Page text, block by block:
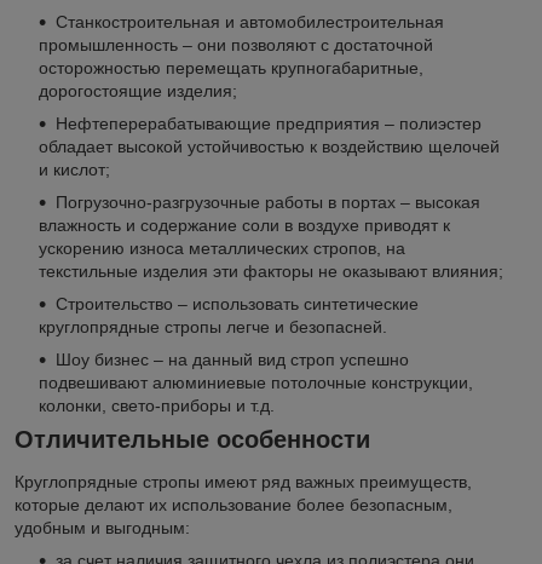
Станкостроительная и автомобилестроительная
промышленность – они позволяют с достаточной
осторожностью перемещать крупногабаритные,
дорогостоящие изделия;
Нефтеперерабатывающие предприятия – полиэстер
обладает высокой устойчивостью к воздействию щелочей
и кислот;
Погрузочно-разгрузочные работы в портах – высокая
влажность и содержание соли в воздухе приводят к
ускорению износа металлических стропов, на
текстильные изделия эти факторы не оказывают влияния;
Строительство – использовать синтетические
круглопрядные стропы легче и безопасней.
Шоу бизнес – на данный вид строп успешно
подвешивают алюминиевые потолочные конструкции,
колонки, свето-приборы и т.д.
Отличительные особенности
Круглопрядные стропы имеют ряд важных преимуществ,
которые делают их использование более безопасным,
удобным и выгодным: